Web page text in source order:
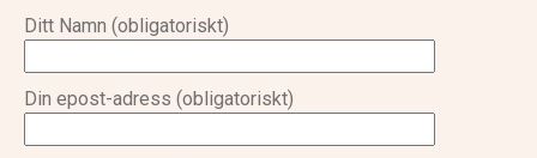
Ditt Namn (obligatoriskt)
Din epost-adress (obligatoriskt)